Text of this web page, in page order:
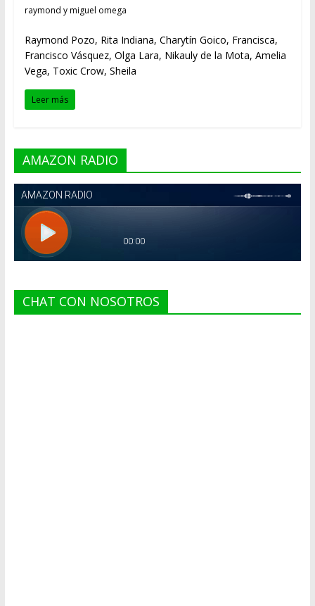
raymond y miguel omega
Raymond Pozo, Rita Indiana, Charytín Goico, Francisca,
Francisco Vásquez, Olga Lara, Nikauly de la Mota, Amelia
Vega, Toxic Crow, Sheila
Leer más
AMAZON RADIO
CHAT CON NOSOTROS